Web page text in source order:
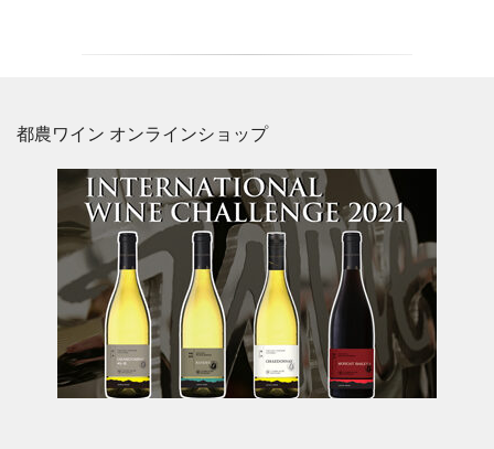
都農ワイン オンラインショップ